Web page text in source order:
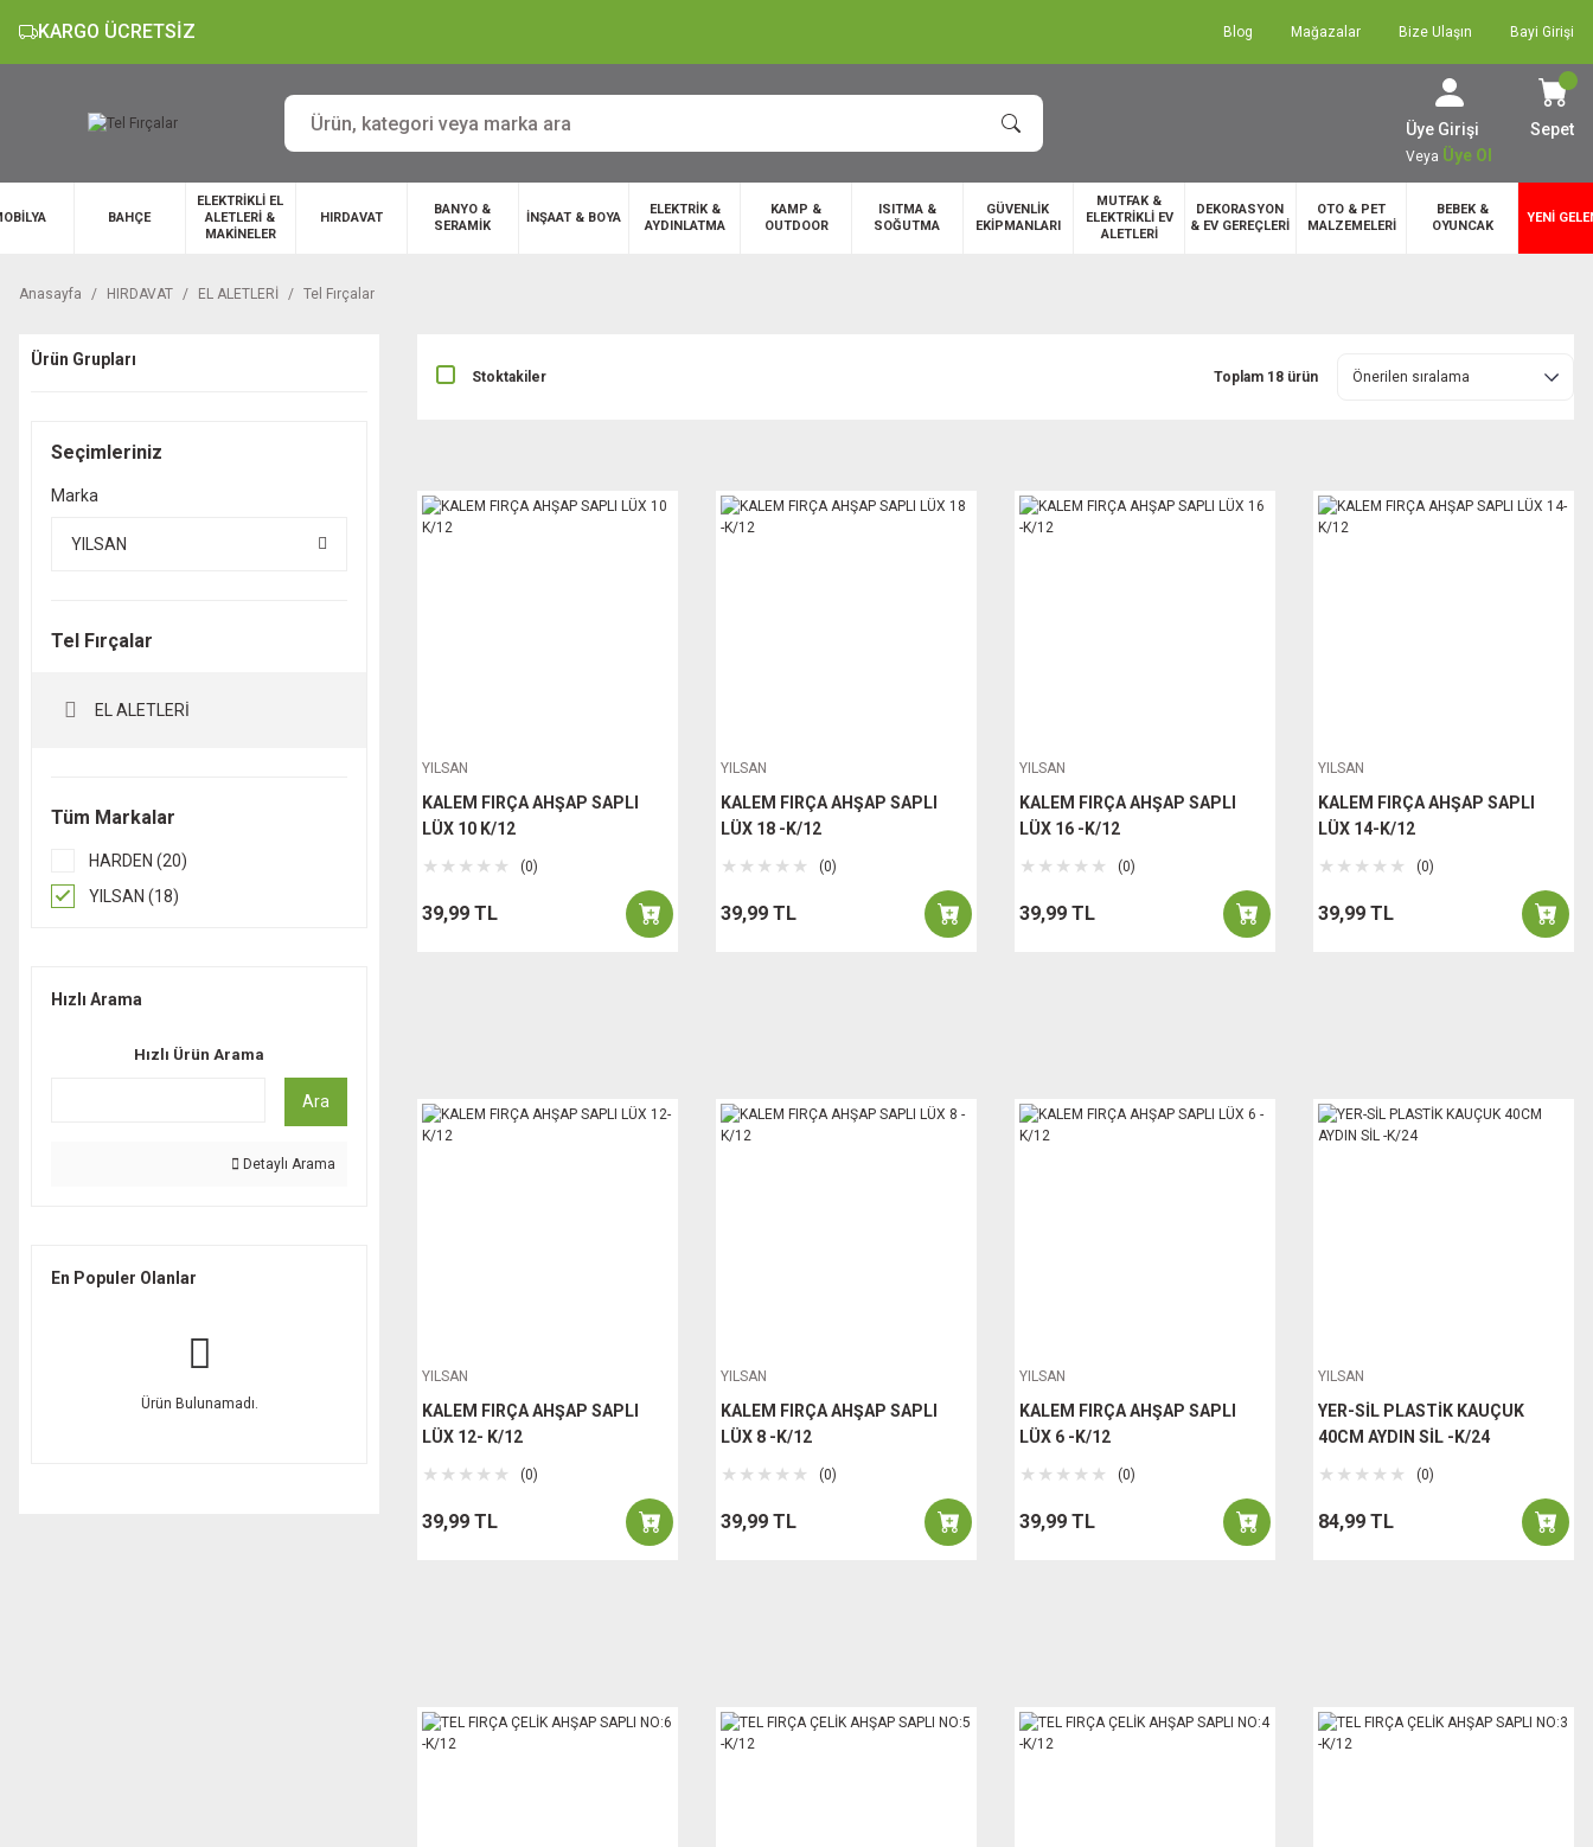
KARGO ÜCRETSİZ Blog Mağazalar Bize Ulaşın Bayi Girişi
Üye Girişi
Veya Üye Ol
Sepet
BAHÇE
ELEKTRİKLİ EL
ALETLERİ &
MAKİNELER
HIRDAVAT
BANYO &
SERAMİK
İNŞAAT & BOYA
ELEKTRİK &
AYDINLATMA
KAMP &
OUTDOOR
ISITMA &
SOĞUTMA
GÜVENLİK
EKİPMANLARI
MUTFAK &
ELEKTRİKLİ EV
ALETLERİ
DEKORASYON
& EV GEREÇLERİ
OTO & PET
MALZEMELERİ
BEBEK &
OYUNCAK
YENİ
Anasayfa HIRDAVAT EL ALETLERİ Tel Fırçalar
Ürün Grupları
Seçimleriniz
Marka
YILSAN
Tel Fırçalar
EL ALETLERİ
Tüm Markalar
HARDEN (20)
YILSAN (18)
Hızlı Arama
Hızlı Ürün Arama
Ara
Detaylı Arama
En Populer Olanlar
Ürün Bulunamadı.
Stoktakiler Toplam 18 ürün
YILSAN
KALEM FIRÇA AHŞAP SAPLI
LÜX 10 K/12
(0)
39,99 TL
YILSAN
KALEM FIRÇA AHŞAP SAPLI
LÜX 18 -K/12
(0)
39,99 TL
YILSAN
KALEM FIRÇA AHŞAP SAPLI
LÜX 16 -K/12
(0)
39,99 TL
YILSAN
KALEM FIRÇA AHŞAP SAPLI
LÜX 14-K/12
(0)
39,99 TL
YILSAN
KALEM FIRÇA AHŞAP SAPLI
LÜX 12- K/12
(0)
39,99 TL
YILSAN
KALEM FIRÇA AHŞAP SAPLI
LÜX 8 -K/12
(0)
39,99 TL
YILSAN
KALEM FIRÇA AHŞAP SAPLI
LÜX 6 -K/12
(0)
39,99 TL
YILSAN
YER-SİL PLASTİK KAUÇUK
40CM AYDIN SİL -K/24
(0)
84,99 TL